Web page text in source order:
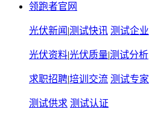
领跑者官网
光伏新闻 |测试快讯 测试企业
光伏资料|光伏质量|测试分析
求职招聘|培训交流 测试专家
测试供求 测试认证